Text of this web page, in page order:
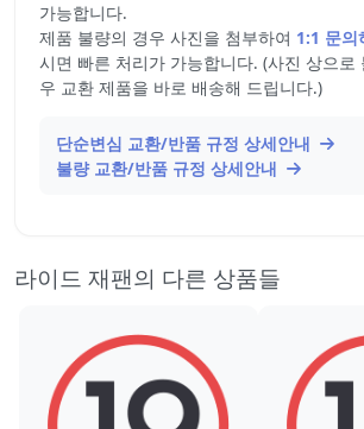
가능합니다.
제품 불량의 경우 사진을 첨부하여 1:1 문의
시면 빠른 처리가 가능합니다. (사진 상으로
우 교환 제품을 바로 배송해 드립니다.)
단순변심 교환/반품 규정 상세안내
불량 교환/반품 규정 상세안내
라이드 재팬의 다른 상품들